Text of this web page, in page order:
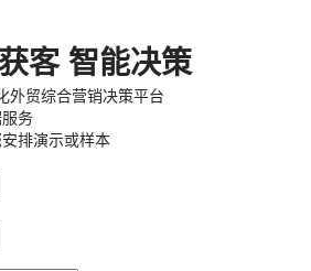
客 智能决策
外贸综合营销决策平台
务
排演示或样本